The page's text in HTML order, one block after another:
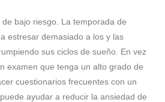
bajo riesgo. La temporada de
estresar demasiado a los y las
sus ciclos de sueño. En vez
examen que tenga un alto grado de
cuestionarios frecuentes con un
ayudar a reducir la ansiedad de